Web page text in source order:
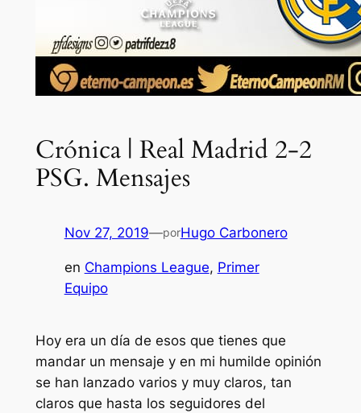
Crónica | Real Madrid 2-2
PSG. Mensajes
Nov 27, 2019—porHugo Carbonero
en Champions League, Primer
Equipo
Hoy era un día de esos que tienes que
mandar un mensaje y en mi humilde opinión
se han lanzado varios y muy claros, tan
claros que hasta los seguidores del